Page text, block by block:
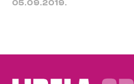
05.09.2019.